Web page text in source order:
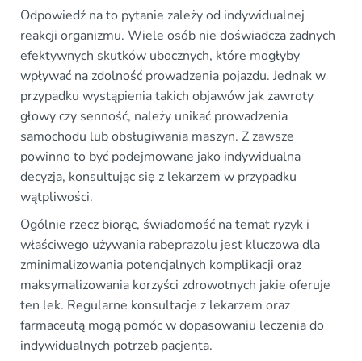
Odpowiedź na to pytanie zależy od indywidualnej
reakcji organizmu. Wiele osób nie doświadcza żadnych
efektywnych skutków ubocznych, które mogłyby
wpływać na zdolność prowadzenia pojazdu. Jednak w
przypadku wystąpienia takich objawów jak zawroty
głowy czy senność, należy unikać prowadzenia
samochodu lub obsługiwania maszyn. Z zawsze
powinno to być podejmowane jako indywidualna
decyzja, konsultując się z lekarzem w przypadku
wątpliwości.
Ogólnie rzecz biorąc, świadomość na temat ryzyk i
właściwego używania rabeprazolu jest kluczowa dla
zminimalizowania potencjalnych komplikacji oraz
maksymalizowania korzyści zdrowotnych jakie oferuje
ten lek. Regularne konsultacje z lekarzem oraz
farmaceutą mogą pomóc w dopasowaniu leczenia do
indywidualnych potrzeb pacjenta.